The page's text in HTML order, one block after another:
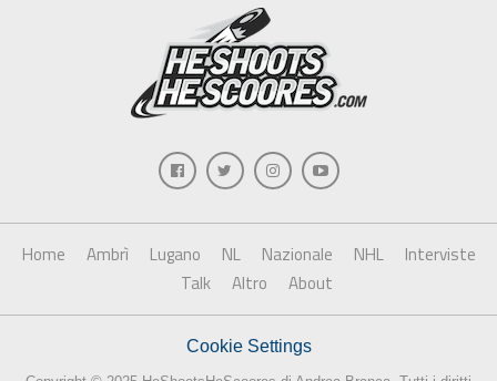
Home Ambrì Lugano NL Nazionale NHL
Interviste
Talk
Altro About
Cookie Settings